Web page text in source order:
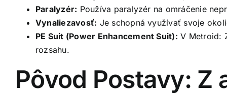
Paralyzér: Používa paralyzér na omráčenie
Vynaliezavosť: Je schopná využívať svoje
PE Suit (Power Enhancement Suit): V Metroid:
rozsahu.
Pôvod Postavy: Z